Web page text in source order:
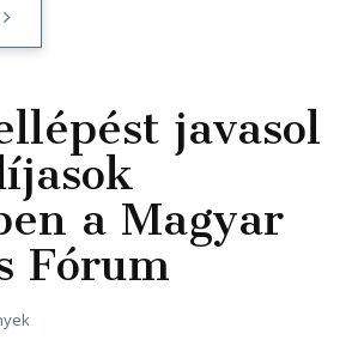
javasol
a Magyar
Fórum